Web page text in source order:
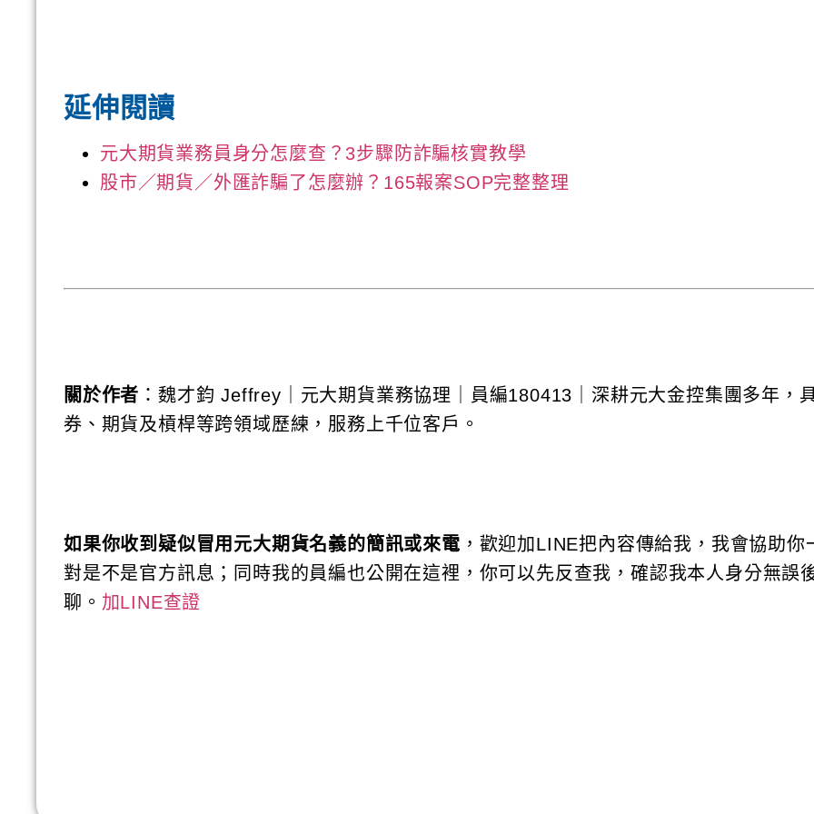
延伸閱讀
元大期貨業務員身分怎麼查？3步驟防詐騙核實教學
股市／期貨／外匯詐騙了怎麼辦？165報案SOP完整整理
關於作者 ：魏才鈞 Jeffrey｜元大期貨業務協理｜員編180413｜深耕元大金控集團多年，
券、期貨及槓桿等跨領域歷練，服務上千位客戶。
如果你收到疑似冒用元大期貨名義的簡訊或來電 ，歡迎加LINE把內容傳給我，我會協助你
對是不是官方訊息；同時我的員編也公開在這裡，你可以先反查我，確認我本人身分無誤
聊。 加LINE查證